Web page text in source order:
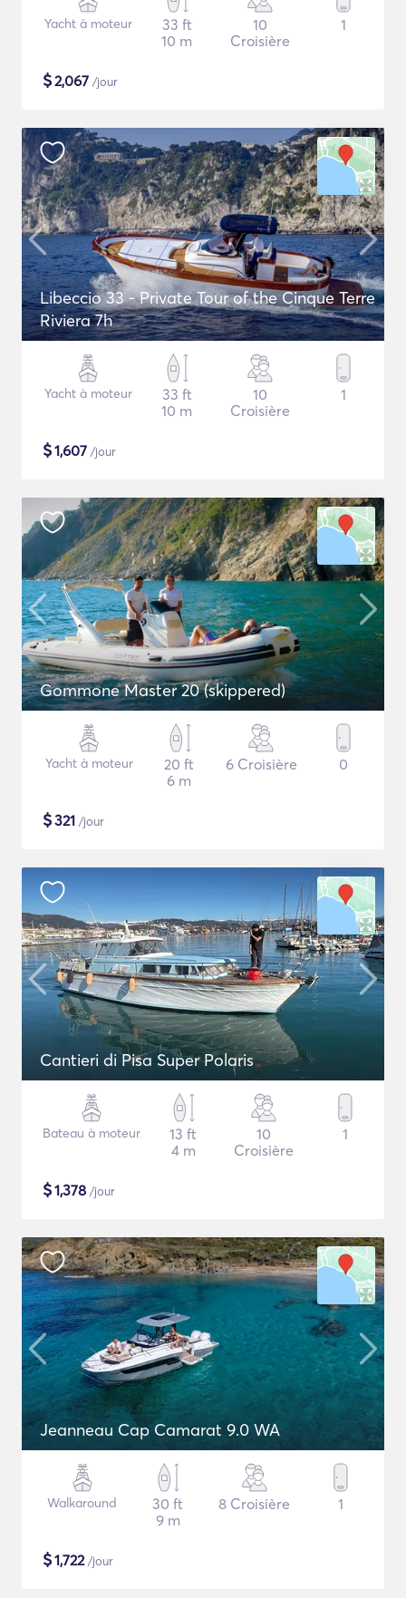
Yacht à moteur
33 ft
10 m
10
Croisière
1
$2,067 /jour
Libeccio 33 - Private Tour of the Cinque Terre
Riviera 7h
Yacht à moteur
33 ft
10 m
10
Croisière
1
$1,607 /jour
Gommone Master 20 (skippered)
Yacht à moteur
20 ft
6 m
6 Croisière 0
$321 /jour
Cantieri di Pisa Super Polaris
Bateau à moteur
13 ft
4 m
10
Croisière
1
$1,378 /jour
Jeanneau Cap Camarat 9.0 WA
Walkaround
30 ft
9 m
8 Croisière 1
$1,722/jour